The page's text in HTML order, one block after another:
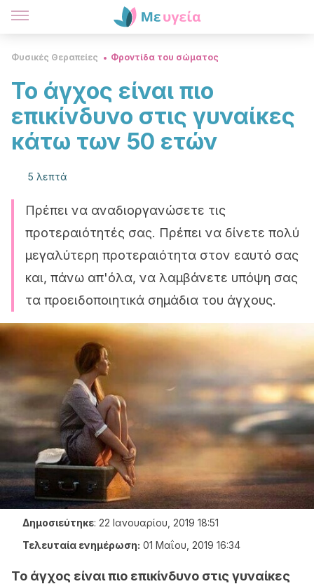
Φυσικές Θεραπείες Φροντίδα του σώματος
Το άγχος είναι πιο
επικίνδυνο στις γυναίκες
κάτω των 50 ετών
5 λεπτά
Πρέπει να αναδιοργανώσετε τις
προτεραιότητές σας. Πρέπει να δίνετε πολύ
μεγαλύτερη προτεραιότητα στον εαυτό σας
και, πάνω απ'όλα, να λαμβάνετε υπόψη σας
τα προειδοποιητικά σημάδια του άγχους.
Δημοσιεύτηκε: 22 Ιανουαρίου, 2019 18:51
Τελευταία ενημέρωση: 01 Μαΐου, 2019 16:34
Το άγχος είναι πιο επικίνδυνο στις γυναίκες